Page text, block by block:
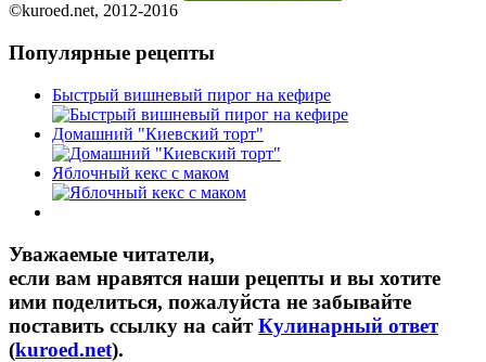
©kuroed.net, 2012-2016
Популярные рецепты
Быстрый вишневый пирог на кефире
Домашний "Киевский торт"
Яблочный кекс с маком
Уважаемые читатели,
если вам нравятся наши рецепты и вы хотите
ими поделиться, пожалуйста не забывайте
поставить ссылку на сайтКулинарный ответ
(kuroed.net).